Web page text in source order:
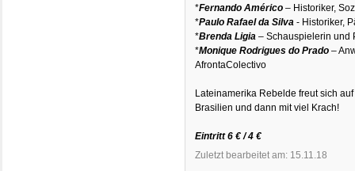
*Fernando Américo – Historiker,
*Paulo Rafael da Silva- Historiker,
*Brenda Ligia– Schauspielerin und
*Monique Rodrigues do Prado –
AfrontaColectivo
Lateinamerika Rebelde freut sich
Brasilien und dann mit viel Krach!
Eintritt 6 € / 4 €
Zuletzt bearbeitet am: 15.11.18